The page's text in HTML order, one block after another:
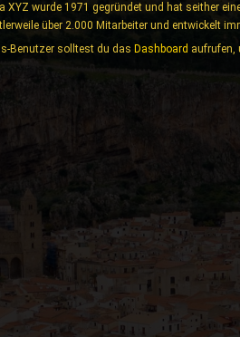
XYZ wurde 1971 gegründet und hat seither
über 2.000 Mitarbeiter und entwickelt
Benutzer solltest du das Dashboard aufrufen,